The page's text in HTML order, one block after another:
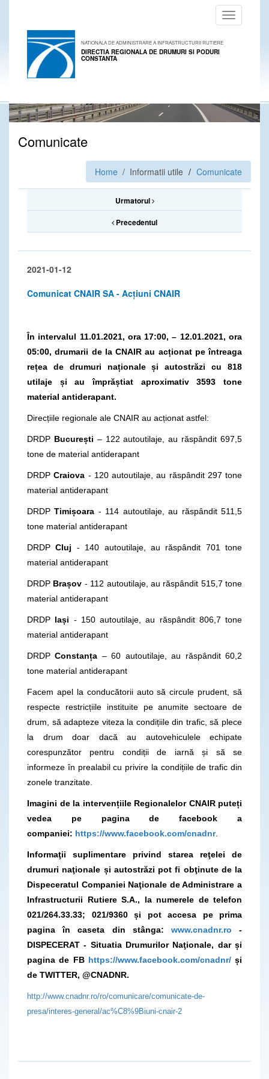
Toggle
navigation
NATIONALA DE ADMINISTRARE A INFRASTRUCTURII RUTIERE
DIRECTIA REGIONALA DE DRUMURI SI PODURI
CONSTANTA
Comunicate
Home / Informatii utile Comunicate
Urmatorul
Precedentul
2021-01-12
Comunicat CNAIR SA - Acțiuni CNAIR
În intervalul 11.01.2021, ora 17:00, – 12.01.2021, ora
05:00, drumarii de la CNAIR au acționat pe întreaga
rețea de drumuri naționale și autostrăzi cu 818
utilaje și au împrăștiat aproximativ 3593 tone
material antiderapant.
Direcțiile regionale ale CNAIR au acționat astfel:
DRDP București – 122 autoutilaje, au răspândit 697,5
tone de material antiderapant
DRDPCraiova - 120 autoutilaje, au răspândit 297 tone
material antiderapant
DRDPTimișoara - 114 autoutilaje, au răspândit 511,5
tone material antiderapant
DRDPCluj - 140 autoutilaje, au răspândit 701 tone
material antiderapant
DRDP Brașov - 112 autoutilaje, au răspândit 515,7 tone
material antiderapant
DRDP Iași - 150 autoutilaje, au răspândit 806,7 tone
material antiderapant
DRDPConstanța – 60 autoutilaje, au răspândit 60,2
tone material antiderapant
Facem apel la conducătorii auto să circule prudent, să
respecte restricțiile instituite pe anumite sectoare de
drum, să adapteze viteza la condițiile din trafic, să plece
la drum doar dacă au autovehiculele echipate
corespunzător pentru condiții de iarnă și să se
informeze în prealabil cu privire la condițiile de trafic din
zonele tranzitate.
Imagini de la intervențiile Regionalelor CNAIR puteți
vedea pe pagina de facebook a
companiei: https://www.facebook.com/cnadnr.
Informaţii suplimentare privind starea reţelei de
drumuri naţionale și autostrăzi pot fi obţinute de la
Dispeceratul Companiei Naţionale de Administrare a
Infrastructurii Rutiere S.A., la numerele de telefon
021/264.33.33; 021/9360 și pot accesa pe prima
pagina în caseta din stânga: www.cnadnr.ro -
DISPECERAT - Situatia Drumurilor Naţionale, dar și
pagina de FB https://www.facebook.com/cnadnr/și
de TWITTER, @CNADNR.
http://www.cnadnr.ro/ro/comunicare/comunicate-de-
presa/interes-general/ac%C8%9Biuni-cnair-2